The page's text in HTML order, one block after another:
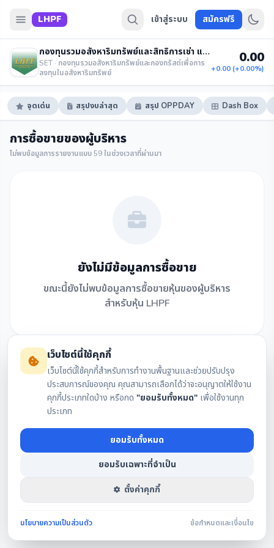
LHPF เข้าสู่ระบบ สมัครฟรี
กองทุนรวมอสังหาริมทรัพย์และสิทธิการเช่า แลนด์ แอนด์ เฮ้าส์
SET · กองทุนรวมอสังหาริมทรัพย์และกองทรัสต์เพื่อการ
ลงทุนในอสังหาริมทรัพย์
0.00
+0.00 (+0.00%)
จุดเด่น สรุปงบล่าสุด สรุป OPPDAY Dash Box
การซื้อขายของผู้บริหาร
ไม่พบข้อมูลการรายงานแบบ 59 ในช่วงเวลาที่ผ่านมา
ยังไม่มีข้อมูลการซื้อขาย
ขณะนี้ยังไม่พบข้อมูลการซื้อขายหุ้นของผู้บริหาร
สำหรับหุ้น LHPF
เว็บไซต์นี้ใช้คุกกี้
เว็บไซต์นี้ใช้คุกกี้สำหรับการทำงานพื้นฐานและช่วยปรับปรุง
ประสบการณ์ของคุณ คุณสามารถเลือกได้ว่าจะอนุญาตให้ใช้งาน
คุกกี้ประเภทใดบ้าง หรือกด "ยอมรับทั้งหมด" เพื่อใช้งานทุก
ประเภท
ยอมรับทั้งหมด
ยอมรับเฉพาะที่จำเป็น
ตั้งค่าคุกกี้
นโยบายความเป็นส่วนตัว ข้อกำหนดและเงื่อนไข